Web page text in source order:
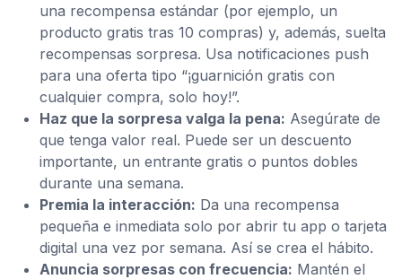
una recompensa estándar (por ejemplo, un
producto gratis tras 10 compras) y, además, suelta
recompensas sorpresa. Usa notificaciones push
para una oferta tipo “¡guarnición gratis con
cualquier compra, solo hoy!”.
Haz que la sorpresa valga la pena: Asegúrate de
que tenga valor real. Puede ser un descuento
importante, un entrante gratis o puntos dobles
durante una semana.
Premia la interacción: Da una recompensa
pequeña e inmediata solo por abrir tu app o tarjeta
digital una vez por semana. Así se crea el hábito.
Anuncia sorpresas con frecuencia: Mantén el